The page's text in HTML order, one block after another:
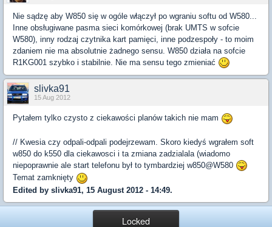
Nie sądzę aby W850 się w ogóle włączył po wgraniu softu od W580...
Inne obsługiwane pasma sieci komórkowej (brak UMTS w sofcie
W580), inny rodzaj czytnika kart pamięci, inne podzespoły - to moim
zdaniem nie ma absolutnie żadnego sensu. W850 działa na sofcie
R1KG001 szybko i stabilnie. Nie ma sensu tego zmieniać
slivka91
15 Aug 2012
Pytałem tylko czysto z ciekawości planów takich nie mam
// Kwesia czy odpali-odpali podejrzewam. Skoro kiedyś wgrałem soft
w850 do k550 dla ciekawosci i ta zmiana zadzialala (wiadomo
niepoprawnie ale start telefonu był to tymbardziej w850@W580
Temat zamknięty
Edited by slivka91, 15 August 2012 - 14:49.
Locked